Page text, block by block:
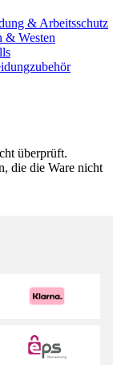
& Arbeitsschutz
& Westen
überprüft.
die die Ware nicht